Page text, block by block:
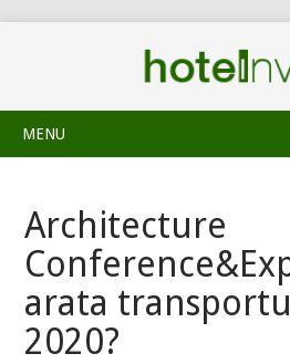
MENU
Architecture
arata
2020?